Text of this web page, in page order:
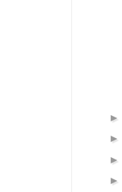
►
►
►
►